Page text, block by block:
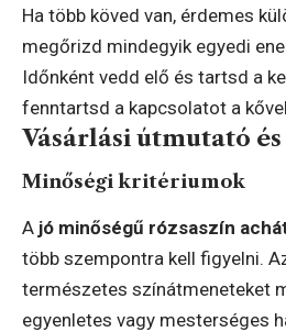
Ha több köved van, érdemes
megőrizd mindegyik egyedi
Időnként vedd elő és tartsd a
fenntartsd a kapcsolatot a
Vásárlási útmutató
Minőségi kritériumok
A jó minőségű rózsaszín
több szempontra kell figyelni.
természetes színátmeneteket
egyenletes vagy mesterséges